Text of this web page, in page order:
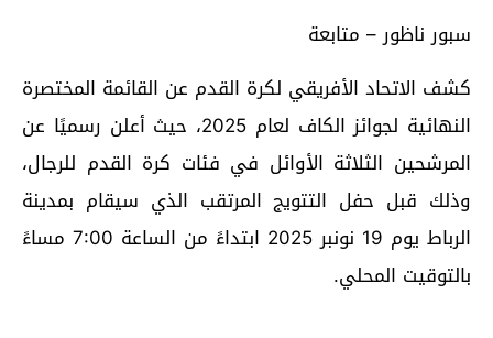
سبور ناظور – متابعة
كشف الاتحاد الأفريقي لكرة القدم عن القائمة المختصرة
النهائية لجوائز الكاف لعام 2025، حيث أعلن رسميًا عن
المرشحين الثلاثة الأوائل في فئات كرة القدم للرجال،
وذلك قبل حفل التتويج المرتقب الذي سيقام بمدينة
الرباط يوم 19 نونبر 2025 ابتداءً من الساعة 7:00 مساءً
بالتوقيت المحلي.